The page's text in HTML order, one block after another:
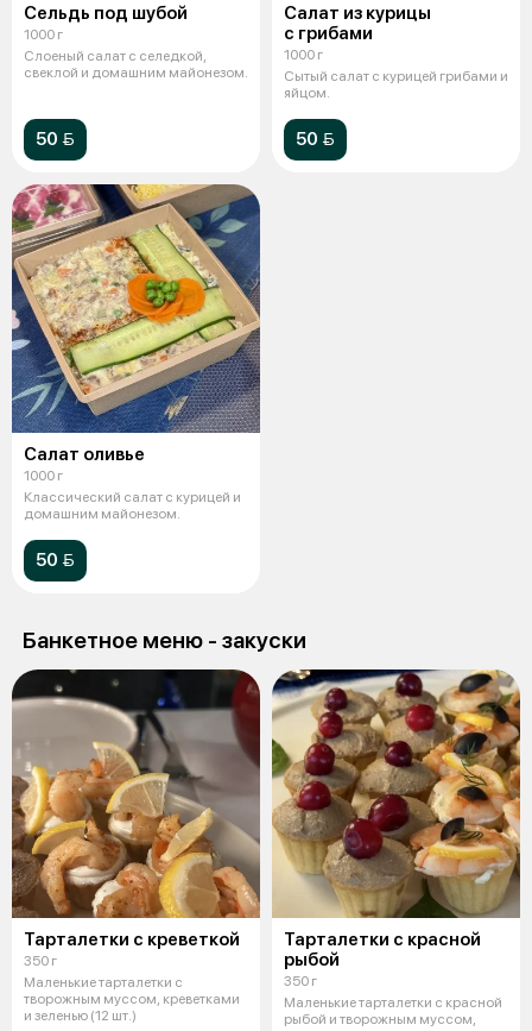
Сельдь под шубой
1000 г
Слоеный салат с селедкой,
свеклой и домашним майонезом.
50 
Салат из курицы
с грибами
1000 г
Сытый салат с курицей грибами и
яйцом.
50 
Салат оливье
1000 г
Классический салат с курицей и
домашним майонезом.
50 
Банкетное меню - закуски
Тарталетки с креветкой
350 г
Маленькие тарталетки с
творожным муссом, креветками
и зеленью (12 шт.)
Тарталетки с красной
рыбой
350 г
Маленькие тарталетки с красной
рыбой и творожным муссом,